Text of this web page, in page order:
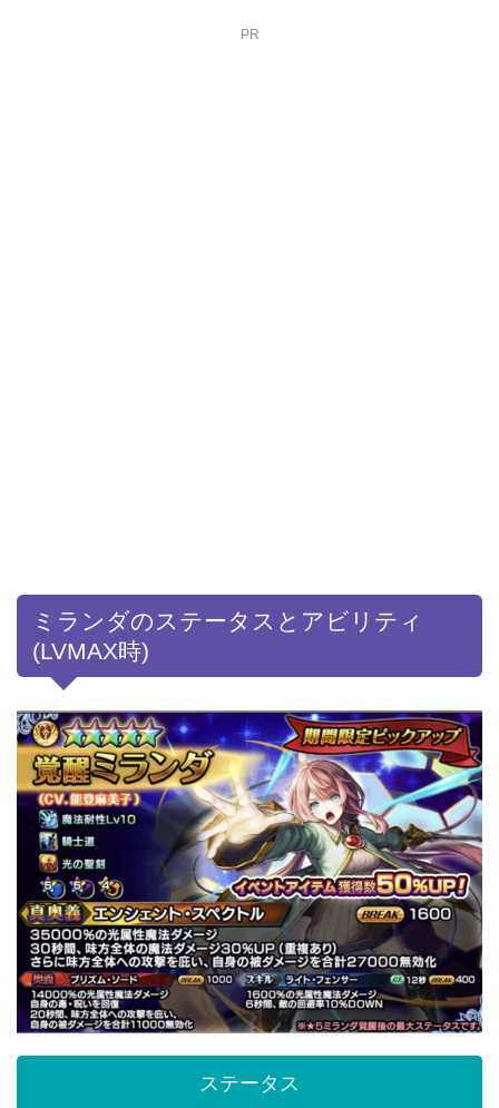
PR
ミランダのステータスとアビリティ
(LVMAX時)
ステータス